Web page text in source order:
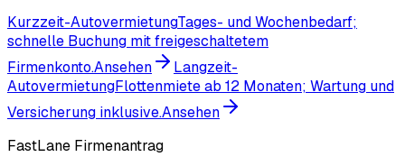
Kurzzeit-AutovermietungTages- und Wochenbedarf;
schnelle Buchung mit freigeschaltetem
Firmenkonto.Ansehen
Langzeit-
AutovermietungFlottenmiete ab 12 Monaten; Wartung und
Versicherung inklusive.Ansehen
FastLane Firmenantrag